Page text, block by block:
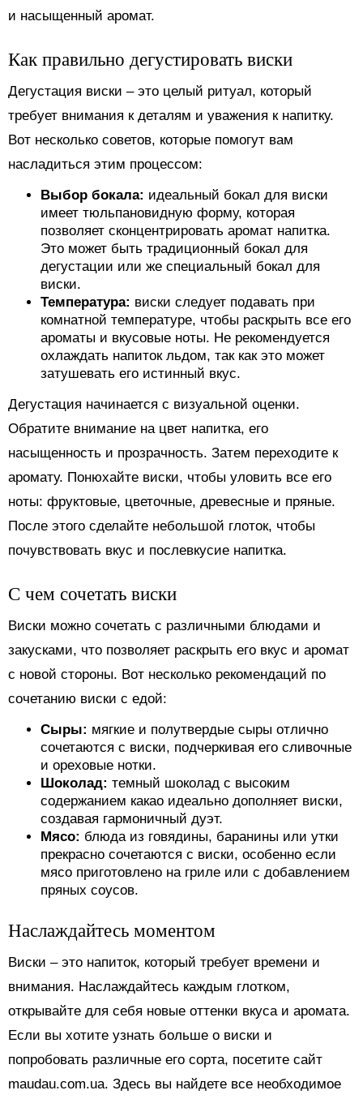
и насыщенный аромат.
Как правильно дегустировать виски
Дегустация виски – это целый ритуал, который
требует внимания к деталям и уважения к напитку.
Вот несколько советов, которые помогут вам
насладиться этим процессом:
Выбор бокала: идеальный бокал для виски
имеет тюльпановидную форму, которая
позволяет сконцентрировать аромат напитка.
Это может быть традиционный бокал для
дегустации или же специальный бокал для
виски.
Температура: виски следует подавать при
комнатной температуре, чтобы раскрыть все его
ароматы и вкусовые ноты. Не рекомендуется
охлаждать напиток льдом, так как это может
затушевать его истинный вкус.
Дегустация начинается с визуальной оценки.
Обратите внимание на цвет напитка, его
насыщенность и прозрачность. Затем переходите к
аромату. Понюхайте виски, чтобы уловить все его
ноты: фруктовые, цветочные, древесные и пряные.
После этого сделайте небольшой глоток, чтобы
почувствовать вкус и послевкусие напитка.
С чем сочетать виски
Виски можно сочетать с различными блюдами и
закусками, что позволяет раскрыть его вкус и аромат
с новой стороны. Вот несколько рекомендаций по
сочетанию виски с едой:
Сыры: мягкие и полутвердые сыры отлично
сочетаются с виски, подчеркивая его сливочные
и ореховые нотки.
Шоколад: темный шоколад с высоким
содержанием какао идеально дополняет виски,
создавая гармоничный дуэт.
Мясо: блюда из говядины, баранины или утки
прекрасно сочетаются с виски, особенно если
мясо приготовлено на гриле или с добавлением
пряных соусов.
Наслаждайтесь моментом
Виски – это напиток, который требует времени и
внимания. Наслаждайтесь каждым глотком,
открывайте для себя новые оттенки вкуса и аромата.
Если вы хотите узнать больше о виски и
попробовать различные его сорта, посетите сайт
maudau.com.ua. Здесь вы найдете все необходимое